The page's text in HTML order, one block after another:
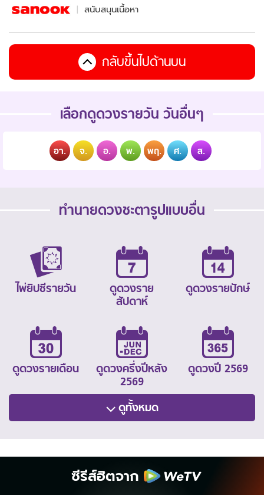
สนับสนุนเนื้อหา
กลับขึ้นไปด้านบน
เลือกดูดวงรายวัน วันอื่นๆ
อา. จ. อ. พ. พฤ. ศ. ส.
ทำนายดวงชะตารูปแบบอื่น
ไพ่ยิปซีรายวัน
ดูดวงราย
สัปดาห์
ดูดวงรายปักษ์
ดูดวงรายเดือน
ดูดวงครึ่งปีหลัง
2569
ดูดวงปี 2569
ดูทั้งหมด
ซีรีส์ฮิตจาก